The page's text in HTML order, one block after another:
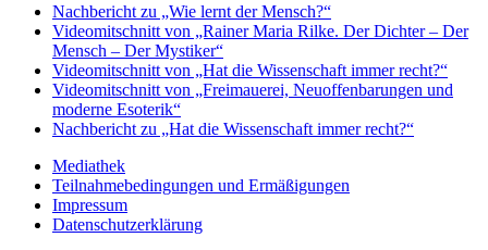
Nachbericht zu „Wie lernt der Mensch?“
Videomitschnitt von „Rainer Maria Rilke. Der Dichter – Der
Mensch – Der Mystiker“
Videomitschnitt von „Hat die Wissenschaft immer recht?“
Videomitschnitt von „Freimauerei, Neuoffenbarungen und
moderne Esoterik“
Nachbericht zu „Hat die Wissenschaft immer recht?“
Mediathek
Teilnahmebedingungen und Ermäßigungen
Impressum
Datenschutzerklärung